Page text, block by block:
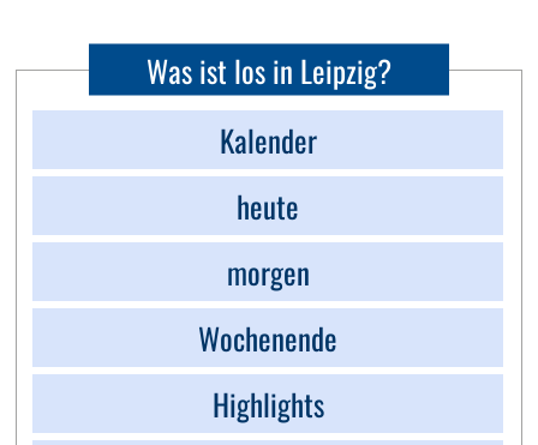
Was ist los in Leipzig?
Kalender
heute
morgen
Wochenende
Highlights